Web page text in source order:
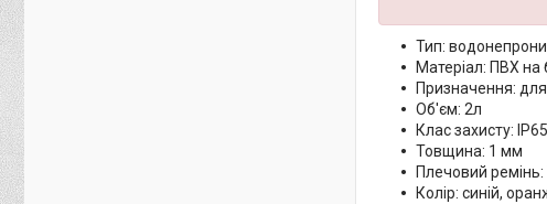
Тип:
Матеріал: ПВХ на
Призначення:
Об'єм: 2л
Клас захисту: IP65
Товщина: 1 мм
Плечовий ремінь:
Колір: синій,